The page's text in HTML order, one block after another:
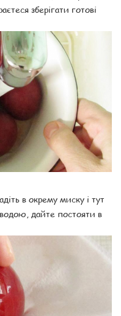
зберігати готові
в окрему миску і тут
дайте постояти в